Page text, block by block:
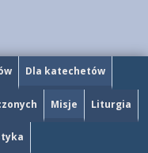
Dla katechetów
Misje Liturgia